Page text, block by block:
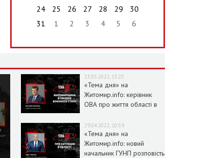
24
25 26 27 28 29
30
31
1 2 3 4 5 6
13.05.2022, 13:25
«Тема дня» на
Житомир.info: керівник
ОВА про життя області в
29.04.2022, 10:59
«Тема дня» на
Житомир.info: новий
начальник ГУНП розповість